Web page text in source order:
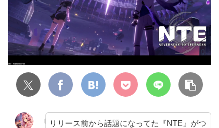
リリース前から話題になってた『NTE』がつ